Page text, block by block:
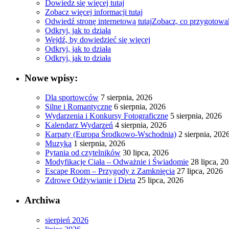
Dowiedz się więcej tutaj
Zobacz więcej informacji tutaj
Odwiedź stronę internetową tutajZobacz, co
Odkryj, jak to działa
Wejdź, by dowiedzieć się więcej
Odkryj, jak to działa
Odkryj, jak to działa
Nowe wpisy:
Dla sportowców 7 sierpnia, 2026
Silne i Romantyczne 6 sierpnia, 2026
Wydarzenia i Konkursy Fotograficzne 5 sierpnia, 2026
Kalendarz Wydarzeń 4 sierpnia, 2026
Karpaty (Europa Środkowo-Wschodnia) 2 sierpnia,
Muzyka 1 sierpnia, 2026
Pytania od czytelników 30 lipca, 2026
Modyfikacje Ciała – Odważnie i Świadomie 28 lipca,
Escape Room – Przygody z Zamknięcia 27 lipca, 2026
Zdrowe Odżywianie i Dieta 25 lipca, 2026
Archiwa
sierpień 2026